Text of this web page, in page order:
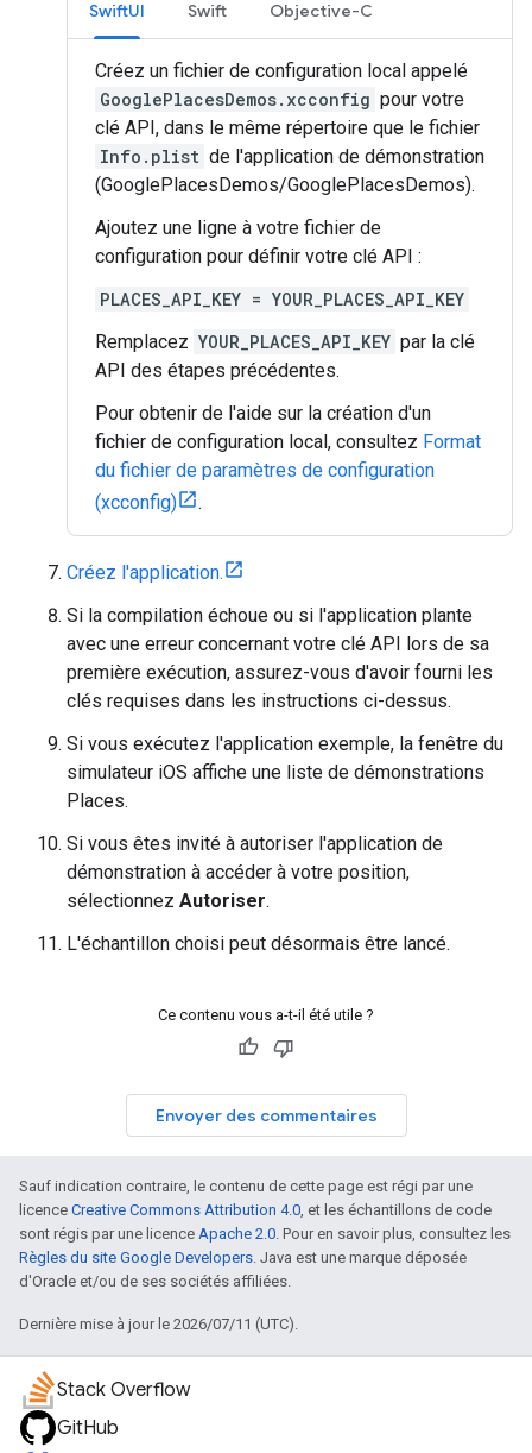
SwiftUI Swift Objective-C
Créez un fichier de configuration local appelé
GooglePlacesDemos.xcconfig pour votre
clé API, dans le même répertoire que le fichier
Info.plist de l'application de démonstration
(GooglePlacesDemos/GooglePlacesDemos).
Ajoutez une ligne à votre fichier de
configuration pour définir votre clé API :
PLACES_API_KEY = YOUR_PLACES_API_KEY
Remplacez YOUR_PLACES_API_KEY par la clé
API des étapes précédentes.
Pour obtenir de l'aide sur la création d'un
fichier de configuration local, consultez Format
du fichier de paramètres de configuration
(xcconfig)
.
Créez l'application.
Si la compilation échoue ou si l'application plante
avec une erreur concernant votre clé API lors de sa
première exécution, assurez-vous d'avoir fourni les
clés requises dans les instructions ci-dessus.
Si vous exécutez l'application exemple, la fenêtre du
simulateur iOS affiche une liste de démonstrations
Places.
Si vous êtes invité à autoriser l'application de
démonstration à accéder à votre position,
sélectionnez Autoriser.
L'échantillon choisi peut désormais être lancé.
Ce contenu vous a-t-il été utile ?
Envoyer des commentaires
Sauf indication contraire, le contenu de cette page est régi par une
licence Creative Commons Attribution 4.0, et les échantillons de code
sont régis par une licence Apache 2.0. Pour en savoir plus, consultez les
Règles du site Google Developers. Java est une marque déposée
d'Oracle et/ou de ses sociétés affiliées.
Dernière mise à jour le 2026/07/11 (UTC).
Stack Overflow
GitHub